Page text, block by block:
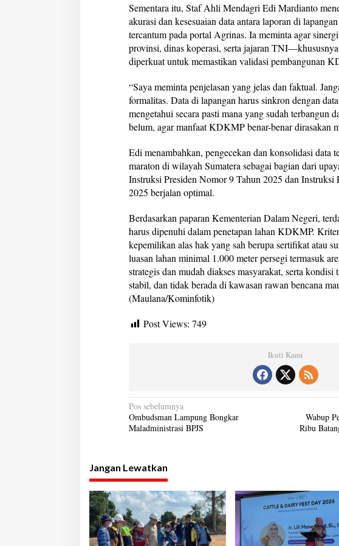
Sementara itu, Staf Ahli Mendagri Edi Mardianto
akurasi dan kesesuaian data antara laporan di
tercantum pada portal Agrinas. Ia meminta agar
provinsi, dinas koperasi, serta jajaran
diperkuat untuk memastikan validasi pembangunan
“Saya meminta penjelasan yang jelas dan faktual.
formalitas. Data di lapangan harus sinkron dengan
mengetahui secara pasti mana yang sudah terbangun
belum, agar manfaat KDKMP benar-benar dirasakan
Edi menambahkan, pengecekan dan konsolidasi data
maraton di wilayah Sumatera sebagai bagian dari
Instruksi Presiden Nomor 9 Tahun 2025 dan Instruksi
2025 berjalan optimal.
Berdasarkan paparan Kementerian Dalam Negeri,
harus dipenuhi dalam penetapan lahan KDKMP.
kepemilikan alas hak yang sah berupa sertifikat atau
luasan lahan minimal 1.000 meter persegi termasuk
strategis dan mudah diakses masyarakat, serta kondisi
stabil, dan tidak berada di kawasan rawan bencana
(Maulana/Kominfotik)
Post Views: 749
Ikuti Kami
N
a
g
a
s
i
Pos sebelumnya
Ombudsman Lampung Bongkar
Maladministrasi BPJS
Wabup
Ribu
Jangan Lewatkan